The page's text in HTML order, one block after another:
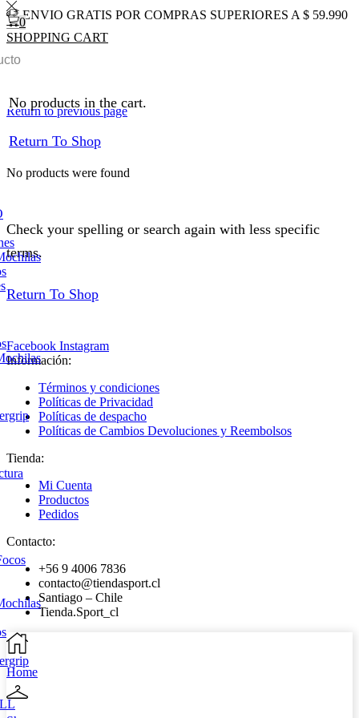
ENVIO GRATIS POR COMPRAS SUPERIORES A $ 59.990
0
SHOPPING CART
No products in the cart.
Return To Shop
Return to previous page
No products were found
Check your spelling or search again with less specific
terms.
Return To Shop
Facebook Instagram
Información:
Términos y condiciones
Políticas de Privacidad
Políticas de despacho
Políticas de Cambios Devoluciones y Reembolsos
Tienda:
Mi Cuenta
Productos
Pedidos
Contacto:
+56 9 4006 7836
contacto@tiendasport.cl
Santiago – Chile
Tienda.Sport_cl
Home